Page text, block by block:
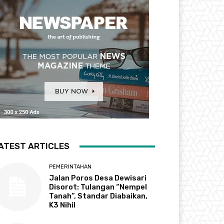
ARTICLES
PEMERINTAHAN
Jalan Poros Desa Dewisari
Disorot: Tulangan “Nempel
Tanah”, Standar Diabaikan,
K3 Nihil